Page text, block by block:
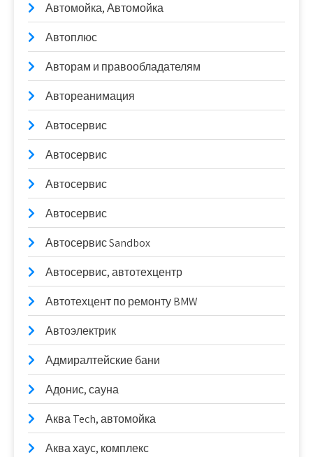
Автомойка, Автомойка
Автоплюс
Авторам и правообладателям
Автореанимация
Автосервис
Автосервис
Автосервис
Автосервис
Автосервис Sandbox
Автосервис, автотехцентр
Автотехцент по ремонту BMW
Автоэлектрик
Адмиралтейские бани
Адонис, сауна
Аква Tech, автомойка
Аква хаус, комплекс